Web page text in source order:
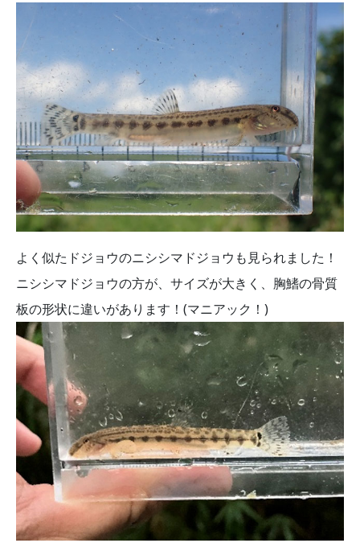
よく似たドジョウのニシシマドジョウも見られました！
ニシシマドジョウの方が、サイズが大きく、胸鰭の骨質
板の形状に違いがあります！(マニアック！)